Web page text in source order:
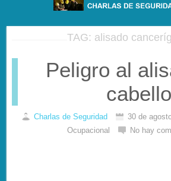
TAG: alisado
Peligro al
cabello
Charlas de Seguridad 30 de
Ocupacional
No hay